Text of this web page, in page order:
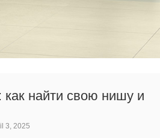
найти свою нишу и
3, 2025